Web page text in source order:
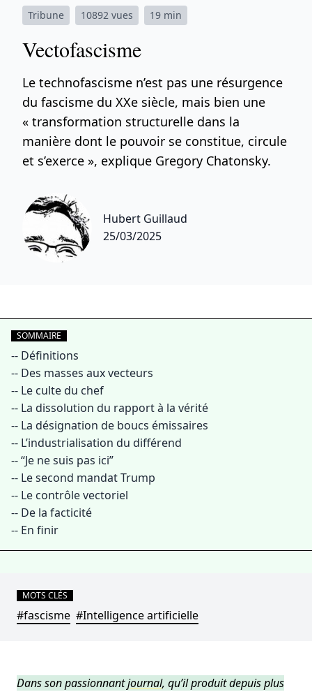
Tribune 10892 vues 19 min
Vectofascisme
Le technofascisme n’est pas une résurgence
du fascisme du XXe siècle, mais bien une
« transformation structurelle dans la
manière dont le pouvoir se constitue, circule
et s’exerce », explique Gregory Chatonsky.
Hubert Guillaud
25/03/2025
SOMMAIRE
-- Définitions
-- Des masses aux vecteurs
-- Le culte du chef
-- La dissolution du rapport à la vérité
-- La désignation de boucs émissaires
-- L’industrialisation du différend
--“Je ne suis pas ici”
-- Le second mandat Trump
-- Le contrôle vectoriel
-- De la facticité
-- En finir
MOTS CLÉS
#fascisme #Intelligence artificielle
Dans son passionnantjournal, qu’il produit depuis plus